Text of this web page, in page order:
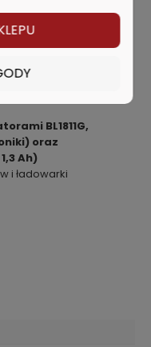
kosiarki po
zapełnienia
BL1811G,
oraz
Ah)
i ładowarki